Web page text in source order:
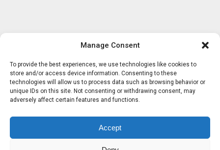
Manage Consent
To provide the best experiences, we use technologies like cookies to
store and/or access device information. Consenting to these
technologies will allow us to process data such as browsing behavior or
unique IDs on this site. Not consenting or withdrawing consent, may
adversely affect certain features and functions.
Accept